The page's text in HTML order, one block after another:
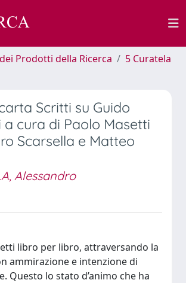
Prodotti della Ricerca
5 Curatela
Scritti su Guido
a cura di Paolo Masetti
Scarsella e Matteo
Alessandro
libro per libro, attraversando la
ammirazione e intenzione di
Questo lo stato d’animo che ha